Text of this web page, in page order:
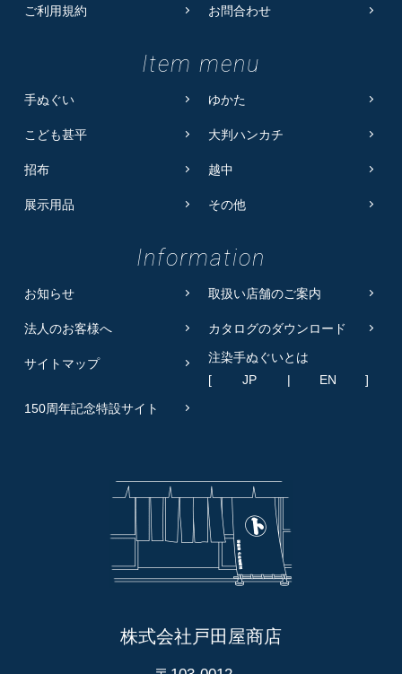
ご利用規約 お問合わせ
Item menu
手ぬぐい ゆかた
こども甚平 大判ハンカチ
招布 越中
展示用品 その他
Information
お知らせ 取扱い店舗のご案内
法人のお客様へ カタログのダウンロード
サイトマップ
注染手ぬぐいとは
[
JP | EN
]
150周年記念特設サイト
株式会社戸田屋商店